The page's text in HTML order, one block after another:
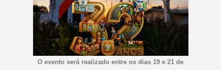
O evento será realizado entre os dias 19 e 21 de